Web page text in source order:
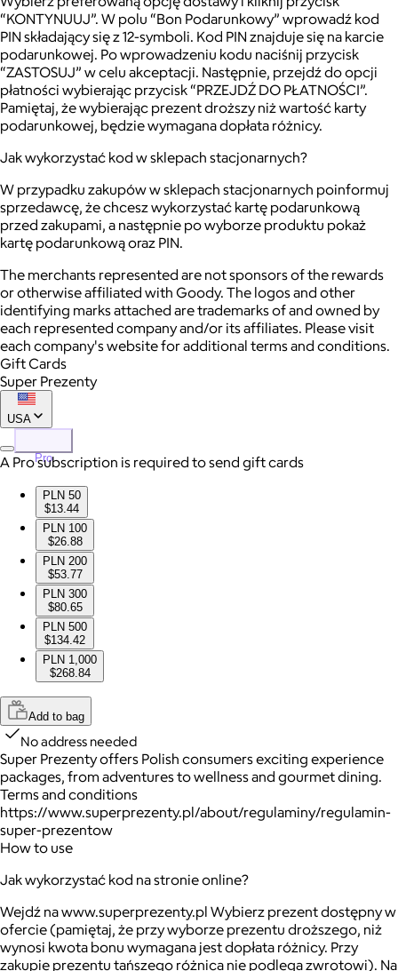
“KONTYNUUJ”. W polu “Bon Podarunkowy” wprowadź kod
PIN składający się z 12-symboli. Kod PIN znajduje się na karcie
podarunkowej. Po wprowadzeniu kodu naciśnij przycisk
“ZASTOSUJ” w celu akceptacji. Następnie, przejdź do opcji
płatności wybierając przycisk “PRZEJDŹ DO PŁATNOŚCI”.
Pamiętaj, że wybierając prezent droższy niż wartość karty
podarunkowej, będzie wymagana dopłata różnicy.
Jak wykorzystać kod w sklepach stacjonarnych?
W przypadku zakupów w sklepach stacjonarnych poinformuj
sprzedawcę, że chcesz wykorzystać kartę podarunkową
przed zakupami, a następnie po wyborze produktu pokaż
kartę podarunkową oraz PIN.
The merchants represented are not sponsors of the rewards
or otherwise affiliated with Goody. The logos and other
identifying marks attached are trademarks of and owned by
each represented company and/or its affiliates. Please visit
each company's website for additional terms and conditions.
Gift Cards
Super Prezenty
USA
Pro
A Pro subscription is required to send gift cards
PLN 50
$13.44
PLN 100
$26.88
PLN 200
$53.77
PLN 300
$80.65
PLN 500
$134.42
PLN 1,000
$268.84
Add to bag
No address needed
Super Prezenty offers Polish consumers exciting experience
packages, from adventures to wellness and gourmet dining.
Terms and conditions
https://www.superprezenty.pl/about/regulaminy/regulamin-
super-prezentow
How to use
Jak wykorzystać kod na stronie online?
Wejdź na www.superprezenty.pl Wybierz prezent dostępny w
ofercie (pamiętaj, że przy wyborze prezentu droższego, niż
wynosi kwota bonu wymagana jest dopłata różnicy. Przy
zakupie prezentu tańszego różnica nie podlega zwrotowi). Na